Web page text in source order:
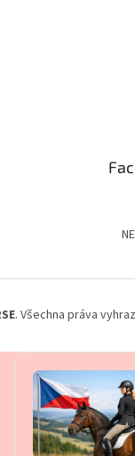
. Všechna práva